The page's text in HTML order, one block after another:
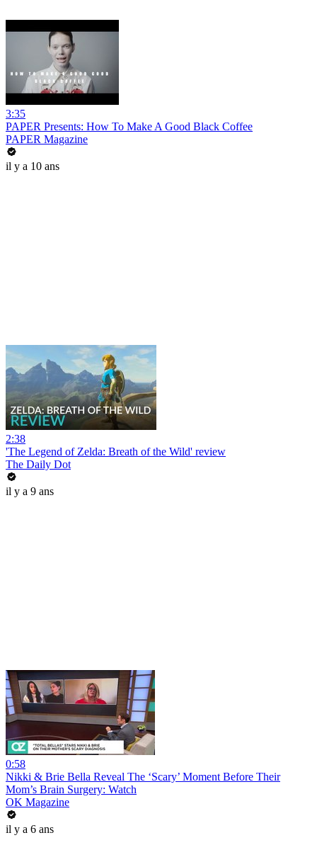
3:35
PAPER Presents: How To Make A Good Black Coffee
PAPER Magazine
il y a 10 ans
2:38
'The Legend of Zelda: Breath of the Wild' review
The Daily Dot
il y a 9 ans
0:58
Nikki & Brie Bella Reveal The ‘Scary’ Moment Before Their
Mom’s Brain Surgery: Watch
OK Magazine
il y a 6 ans